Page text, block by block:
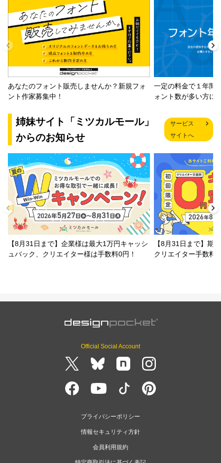
あなたのフォント販売しませんか？新規フォ
ント作家募集中！
一定の料金で１年間
ォント数が多い方に
姉妹サイト「ミツカルモール」
からのお知らせ
サービス
サイトへ
【8月31日まで】企業様は最大1万円キャッシ
ュバック、クリエイター様は手数料0円！
【8月31日まで】期
クリエイター手数料
Official Social Account
プライバシーポリシー
情報セキュリティ方針
会員利用規約